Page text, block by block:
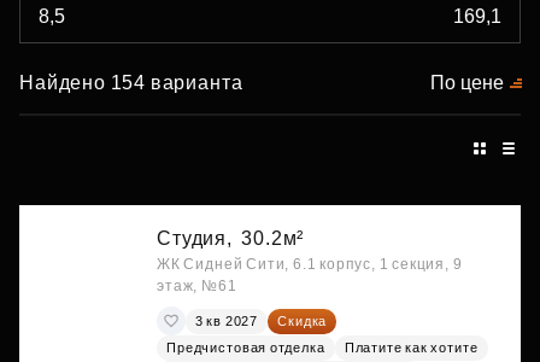
Найдено 154 варианта По цене
Студия, 30.2м²
ЖК Сидней Сити, 6.1 корпус, 1 секция, 9
этаж, №61
3 кв 2027
Скидка
Предчистовая отделка
Платите как хотите